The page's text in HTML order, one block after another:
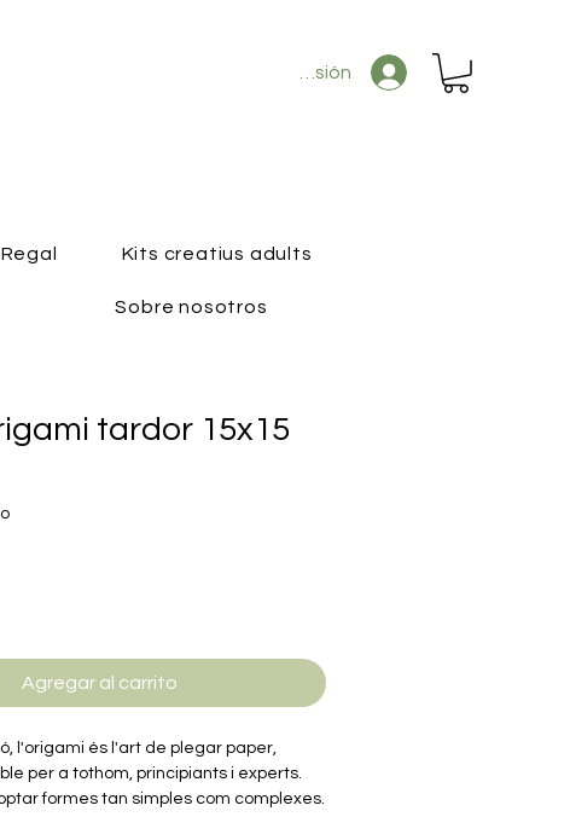
Iniciar sesión
Regal Kits creatius adults
Sobre nosotros
tardor 15x15
Agregar al carrito
l'origami és l'art de plegar paper,
per a tothom, principiants i experts.
formes tan simples com complexes.